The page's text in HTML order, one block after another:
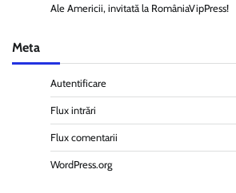
Ale Americii, invitată la RomâniaVipPress!
Meta
Autentificare
Flux intrări
Flux comentarii
WordPress.org